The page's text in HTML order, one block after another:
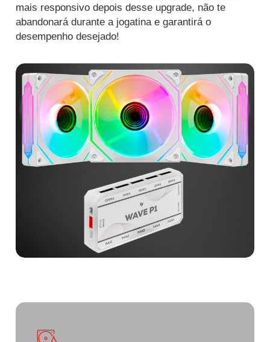
mais responsivo depois desse upgrade, não te
abandonará durante a jogatina e garantirá o
desempenho desejado!